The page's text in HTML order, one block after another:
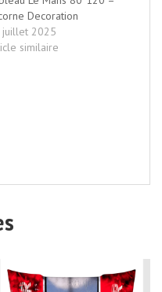
Decoration
juillet 2025
similaire